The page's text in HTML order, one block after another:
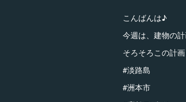
こんばんは♪
今週は、建物の
そろそろこの計
#淡路島
#洲本市